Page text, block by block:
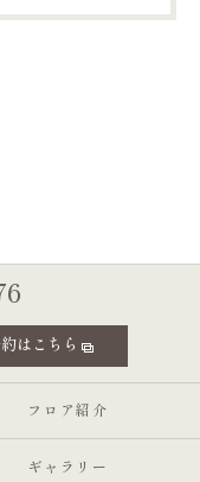
はこちら
フロア紹介
ギャラリー